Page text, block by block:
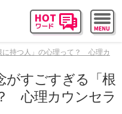
に持つ人」の心理って？ 心理カ
がすごすぎる「根
心理カウンセラ